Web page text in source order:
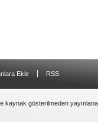
Ekle RSS
kaynak gösterilmeden